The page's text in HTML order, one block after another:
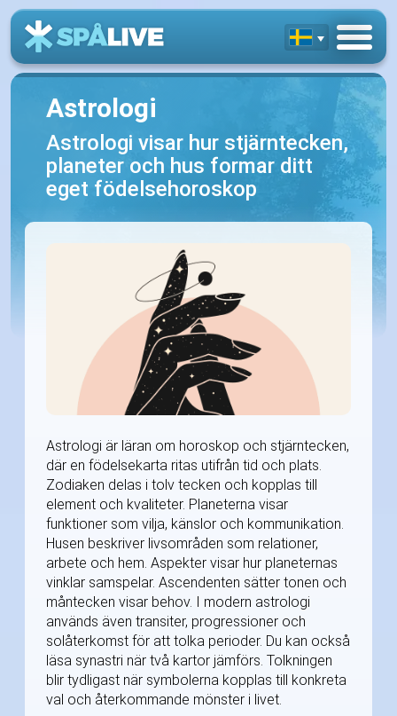
Astrologi
Astrologi visar hur stjärntecken,
planeter och hus formar ditt
eget födelsehoroskop
Astrologi är läran om horoskop och stjärntecken,
där en födelsekarta ritas utifrån tid och plats.
Zodiaken delas i tolv tecken och kopplas till
element och kvaliteter. Planeterna visar
funktioner som vilja, känslor och kommunikation.
Husen beskriver livsområden som relationer,
arbete och hem. Aspekter visar hur planeternas
vinklar samspelar. Ascendenten sätter tonen och
måntecken visar behov. I modern astrologi
används även transiter, progressioner och
solåterkomst för att tolka perioder. Du kan också
läsa synastri när två kartor jämförs. Tolkningen
blir tydligast när symbolerna kopplas till konkreta
val och återkommande mönster i livet.